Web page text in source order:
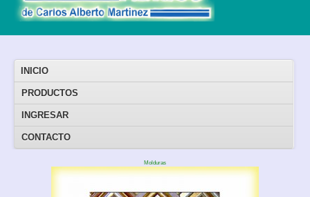
INICIO
PRODUCTOS
INGRESAR
CONTACTO
Molduras